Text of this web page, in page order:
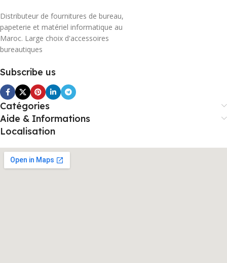
Distributeur de fournitures de bureau,
papeterie et matériel informatique au
Maroc. Large choix d'accessoires
bureautiques
Subscribe us
Catégories
Aide & Informations
Localisation